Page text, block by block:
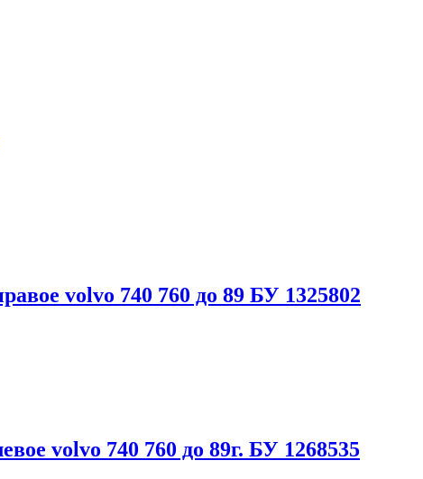
volvo 740 760 до 89 БУ 1325802
volvo 740 760 до 89г. БУ 1268535